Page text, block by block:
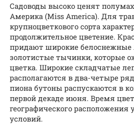
Садоводы высоко ценят
Америка (Miss America). Для
крупноцветкового сорта
продолжительное цветение.
придают широкие белоснежные
золотистые тычинки, которые
цветка. Широкие складчатые
располагаются в два-четыре
пиона бутоны распускаются в
первой декаде июня. Время
географического расположения
условий.